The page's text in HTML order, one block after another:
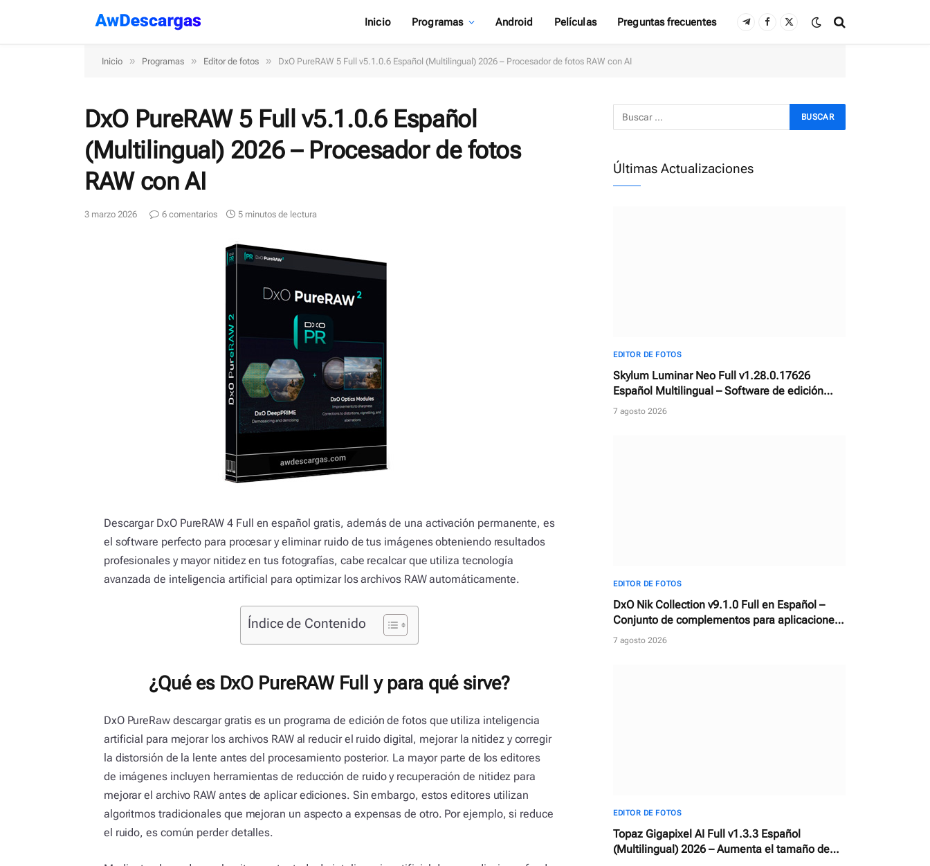
Inicio Programas Android Películas Preguntas frecuentes TelegramFacebook
X
Inicio » Programas » Editor de fotos » DxO PureRAW 5 Full v5.1.0.6 Español (Multilingual) 2026 – Procesador de fotos RAW con AI
DxO PureRAW 5 Full v5.1.0.6 Español
(Multilingual) 2026 – Procesador de fotos
RAW con AI
3 marzo 2026 6 comentarios 5 minutos de lectura
Descargar DxO PureRAW 4 Full en español gratis, además de una activación permanente, es
el software perfecto para procesar y eliminar ruido de tus imágenes obteniendo resultados
profesionales y mayor nitidez en tus fotografías, cabe recalcar que utiliza tecnología
avanzada de inteligencia artificial para optimizar los archivos RAW automáticamente.
Índice de Contenido
¿Qué es DxO PureRAW Full y para qué sirve?
DxO PureRaw descargar gratis es un programa de edición de fotos que utiliza inteligencia
artificial para mejorar los archivos RAW al reducir el ruido digital, mejorar la nitidez y corregir
la distorsión de la lente antes del procesamiento posterior. La mayor parte de los editores
de imágenes incluyen herramientas de reducción de ruido y recuperación de nitidez para
mejorar el archivo RAW antes de aplicar ediciones. Sin embargo, estos editores utilizan
algoritmos tradicionales que mejoran un aspecto a expensas de otro. Por ejemplo, si reduce
el ruido, es común perder detalles.
Últimas Actualizaciones
EDITOR DE FOTOS
Skylum Luminar Neo Full v1.28.0.17626
Español Multilingual – Software de edición
fotográfica con IA
7 agosto 2026
EDITOR DE FOTOS
DxO Nik Collection v9.1.0 Full en Español –
Conjunto de complementos para aplicaciones
de edición de fotos
7 agosto 2026
EDITOR DE FOTOS
Topaz Gigapixel AI Full v1.3.3 Español
(Multilingual) 2026 – Aumenta el tamaño de